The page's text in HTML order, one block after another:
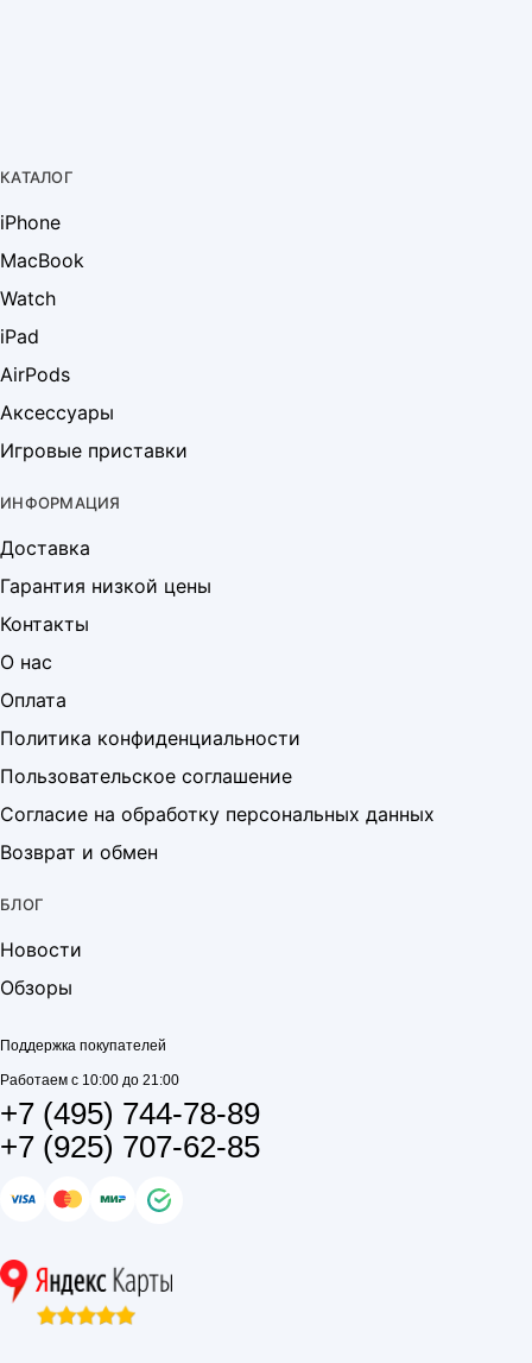
КАТАЛОГ
iPhone
MacBook
Watch
iPad
AirPods
Аксессуары
Игровые приставки
ИНФОРМАЦИЯ
Доставка
Гарантия низкой цены
Контакты
О нас
Оплата
Политика конфиденциальности
Пользовательское соглашение
Согласие на обработку персональных данных
Возврат и обмен
БЛОГ
Новости
Обзоры
Поддержка покупателей
Работаем с 10:00 до 21:00
+7 (495) 744-78-89
+7 (925) 707-62-85